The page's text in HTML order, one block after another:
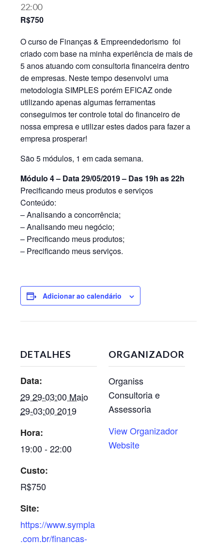
22:00
R$750
O curso de Finanças & Empreendedorismo foi
criado com base na minha experiência de mais de
5 anos atuando com consultoria financeira dentro
de empresas. Neste tempo desenvolvi uma
metodologia SIMPLES porém EFICAZ onde
utilizando apenas algumas ferramentas
conseguimos ter controle total do financeiro de
nossa empresa e utilizar estes dados para fazer a
empresa prosperar!
São 5 módulos, 1 em cada semana.
Módulo 4 – Data 29/05/2019 – Das 19h as 22h
Precificando meus produtos e serviços
Conteúdo:
– Analisando a concorrência;
– Analisando meu negócio;
– Precificando meus produtos;
– Precificando meus serviços.
Adicionar ao calendário
DETALHES
Data:
29 29-03:00 Maio
29-03:00 2019
Hora:
19:00 - 22:00
Custo:
R$750
Site:
https://www.sympla
.com.br/financas-
ORGANIZADOR
Organiss
Consultoria e
Assessoria
View Organizador
Website